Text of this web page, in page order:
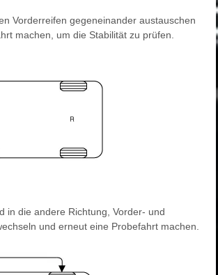
Vorderreifen gegeneinander austauschen
machen, um die Stabilität zu prüfen.
in die andere Richtung, Vorder- und
und erneut eine Probefahrt machen.